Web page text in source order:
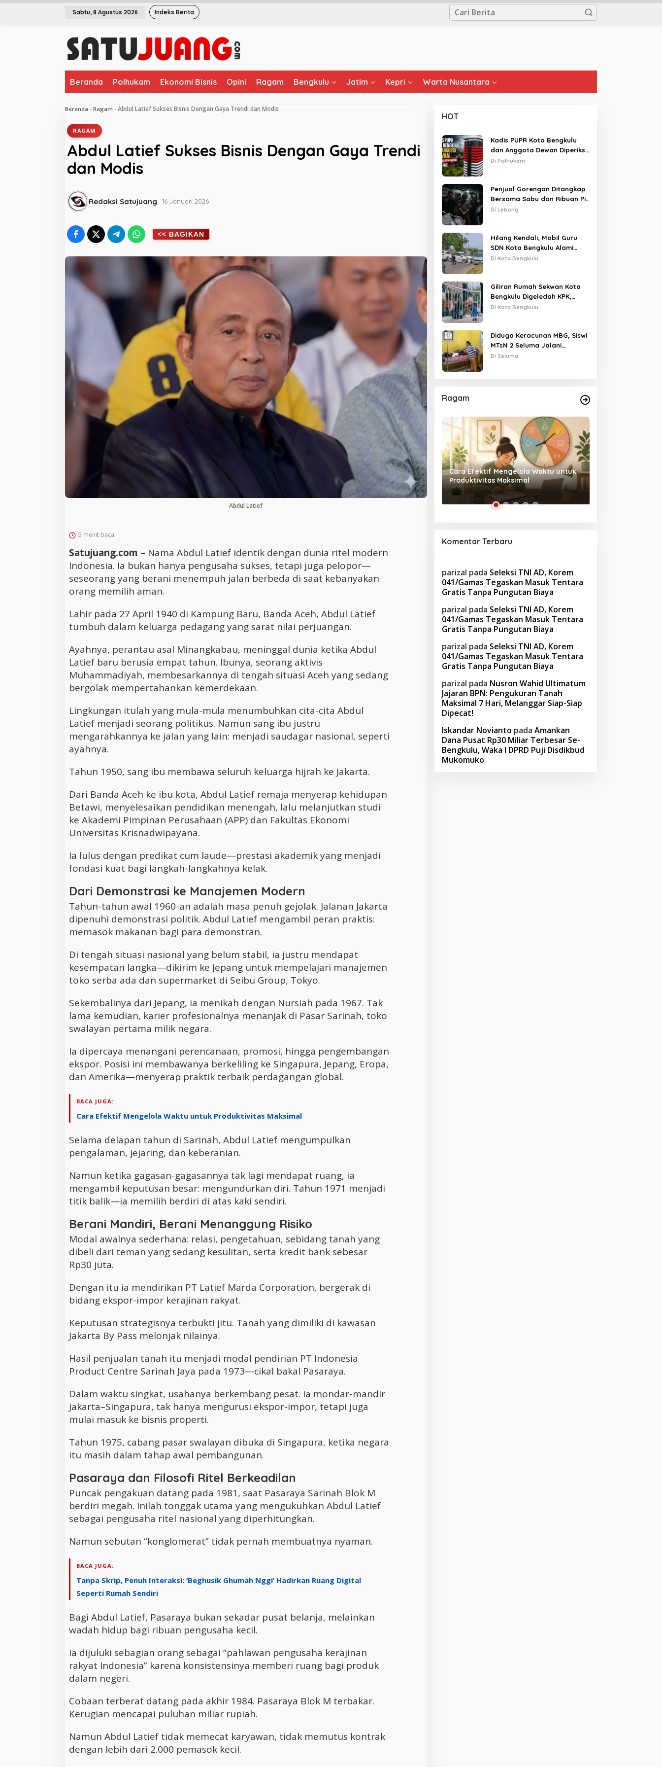
L
Sabtu, 8 Agustus 2026 Indeks Berita
Beranda Polhukam Ekonomi Bisnis Opini Ragam Bengkulu Jatim Kepri Warta Nusantara
Beranda - Ragam - Abdul Latief Sukses Bisnis Dengan Gaya Trendi dan Modis
RAGAM
Abdul Latief Sukses Bisnis Dengan Gaya Trendi
dan Modis
Redaksi Satujuang 16 Januari 2026
Abdul Latief
5 menit baca
Satujuang.com – Nama Abdul Latief identik dengan dunia ritel modern
Indonesia. Ia bukan hanya pengusaha sukses, tetapi juga pelopor—
seseorang yang berani menempuh jalan berbeda di saat kebanyakan
orang memilih aman.
Lahir pada 27 April 1940 di Kampung Baru, Banda Aceh, Abdul Latief
tumbuh dalam keluarga pedagang yang sarat nilai perjuangan.
Ayahnya, perantau asal Minangkabau, meninggal dunia ketika Abdul
Latief baru berusia empat tahun. Ibunya, seorang aktivis
Muhammadiyah, membesarkannya di tengah situasi Aceh yang sedang
bergolak mempertahankan kemerdekaan.
Lingkungan itulah yang mula-mula menumbuhkan cita-cita Abdul
Latief menjadi seorang politikus. Namun sang ibu justru
mengarahkannya ke jalan yang lain: menjadi saudagar nasional, seperti
ayahnya.
Tahun 1950, sang ibu membawa seluruh keluarga hijrah ke Jakarta.
Dari Banda Aceh ke ibu kota, Abdul Latief remaja menyerap kehidupan
Betawi, menyelesaikan pendidikan menengah, lalu melanjutkan studi
ke Akademi Pimpinan Perusahaan (APP) dan Fakultas Ekonomi
Universitas Krisnadwipayana.
Ia lulus dengan predikat cum laude—prestasi akademik yang menjadi
fondasi kuat bagi langkah-langkahnya kelak.
Dari Demonstrasi ke Manajemen Modern
Tahun-tahun awal 1960-an adalah masa penuh gejolak. Jalanan Jakarta
dipenuhi demonstrasi politik. Abdul Latief mengambil peran praktis:
memasok makanan bagi para demonstran.
Di tengah situasi nasional yang belum stabil, ia justru mendapat
kesempatan langka—dikirim ke Jepang untuk mempelajari manajemen
toko serba ada dan supermarket di Seibu Group, Tokyo.
Sekembalinya dari Jepang, ia menikah dengan Nursiah pada 1967. Tak
lama kemudian, karier profesionalnya menanjak di Pasar Sarinah, toko
swalayan pertama milik negara.
Ia dipercaya menangani perencanaan, promosi, hingga pengembangan
ekspor. Posisi ini membawanya berkeliling ke Singapura, Jepang, Eropa,
dan Amerika—menyerap praktik terbaik perdagangan global.
BACA JUGA:
Cara Efektif Mengelola Waktu untuk Produktivitas Maksimal
Selama delapan tahun di Sarinah, Abdul Latief mengumpulkan
pengalaman, jejaring, dan keberanian.
Namun ketika gagasan-gagasannya tak lagi mendapat ruang, ia
mengambil keputusan besar: mengundurkan diri. Tahun 1971 menjadi
titik balik—ia memilih berdiri di atas kaki sendiri.
Berani Mandiri, Berani Menanggung Risiko
Modal awalnya sederhana: relasi, pengetahuan, sebidang tanah yang
dibeli dari teman yang sedang kesulitan, serta kredit bank sebesar
Rp30 juta.
Dengan itu ia mendirikan PT Latief Marda Corporation, bergerak di
bidang ekspor-impor kerajinan rakyat.
Keputusan strategisnya terbukti jitu. Tanah yang dimiliki di kawasan
Jakarta By Pass melonjak nilainya.
Hasil penjualan tanah itu menjadi modal pendirian PT Indonesia
Product Centre Sarinah Jaya pada 1973—cikal bakal Pasaraya.
Dalam waktu singkat, usahanya berkembang pesat. Ia mondar-mandir
Jakarta–Singapura, tak hanya mengurusi ekspor-impor, tetapi juga
mulai masuk ke bisnis properti.
Tahun 1975, cabang pasar swalayan dibuka di Singapura, ketika negara
itu masih dalam tahap awal pembangunan.
Pasaraya dan Filosofi Ritel Berkeadilan
Puncak pengakuan datang pada 1981, saat Pasaraya Sarinah Blok M
berdiri megah. Inilah tonggak utama yang mengukuhkan Abdul Latief
sebagai pengusaha ritel nasional yang diperhitungkan.
Namun sebutan “konglomerat” tidak pernah membuatnya nyaman.
BACA JUGA:
Tanpa Skrip, Penuh Interaksi: ‘Beghusik Ghumah Nggi’ Hadirkan Ruang Digital
Seperti Rumah Sendiri
Bagi Abdul Latief, Pasaraya bukan sekadar pusat belanja, melainkan
wadah hidup bagi ribuan pengusaha kecil.
Ia dijuluki sebagian orang sebagai “pahlawan pengusaha kerajinan
rakyat Indonesia” karena konsistensinya memberi ruang bagi produk
dalam negeri.
Cobaan terberat datang pada akhir 1984. Pasaraya Blok M terbakar.
Kerugian mencapai puluhan miliar rupiah.
Namun Abdul Latief tidak memecat karyawan, tidak memutus kontrak
dengan lebih dari 2.000 pemasok kecil.
HOT
Kadis PUPR Kota Bengkulu
dan Anggota Dewan Diperiksa
KPK Hari Ini
Di Polhukam
Penjual Gorengan Ditangkap
Bersama Sabu dan Ribuan Pil,
Nama Oknum APH Disebut
Di Lebong
Hilang Kendali, Mobil Guru
SDN Kota Bengkulu Alami
Tabrakan Beruntun di Lampu
Di Kota Bengkulu
Giliran Rumah Sekwan Kota
Bengkulu Digeledah KPK,
Dikawal Polisi Bersenjata
Di Kota Bengkulu
Diduga Keracunan MBG, Siswi
MTsN 2 Seluma Jalani
Perawatan Intensif di RSUD
Di Seluma
Ragam
Cara Efektif Mengelola Waktu untuk
Produktivitas Maksimal
Tanpa Skrip, Penuh Interaksi:
‘Beghusik Ghumah Nggi’ Hadirkan
Ruang Digital Seperti Rumah Sendiri
Komentar Terbaru
parizal pada Seleksi TNI AD, Korem
041/Gamas Tegaskan Masuk Tentara
Gratis Tanpa Pungutan Biaya
parizal pada Seleksi TNI AD, Korem
041/Gamas Tegaskan Masuk Tentara
Gratis Tanpa Pungutan Biaya
parizal pada Seleksi TNI AD, Korem
041/Gamas Tegaskan Masuk Tentara
Gratis Tanpa Pungutan Biaya
parizal pada Nusron Wahid Ultimatum
Jajaran BPN: Pengukuran Tanah
Maksimal 7 Hari, Melanggar Siap-Siap
Dipecat!
Iskandar Novianto pada Amankan
Dana Pusat Rp30 Miliar Terbesar Se-
Bengkulu, Waka I DPRD Puji Disdikbud
Mukomuko